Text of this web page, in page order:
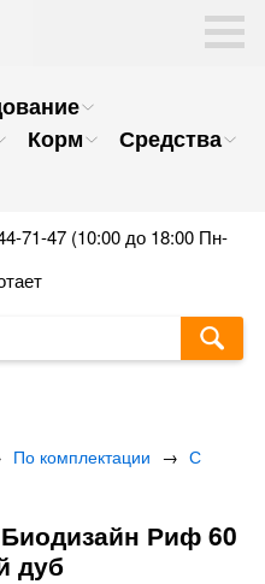
Корм
Средства
71-47 (10:00 до 18:00 Пн-
По комплектации → С
Риф 60
дуб